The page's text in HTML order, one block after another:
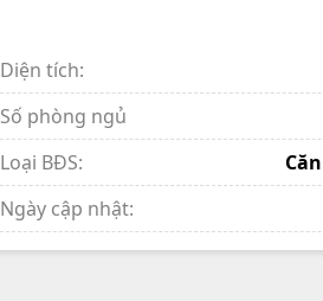
Diện tích:
Số phòng ngủ
Loại BĐS:
Ngày cập nhật: